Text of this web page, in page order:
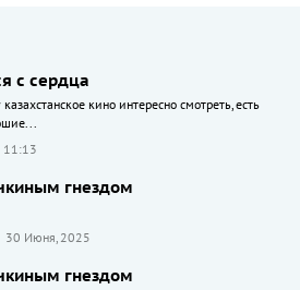
с сердца
кино интересно смотреть, есть
11:13
гнездом
30 Июня, 2025
гнездом